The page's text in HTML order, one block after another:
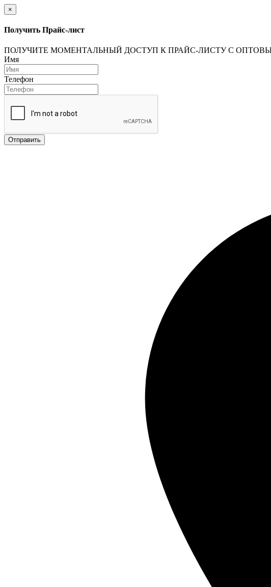
×
Получить Прайс-лист
ПОЛУЧИТЕ МОМЕНТАЛЬНЫЙ ДОСТУП К ПРАЙС-ЛИСТУ С
Имя
Телефон
Отправить